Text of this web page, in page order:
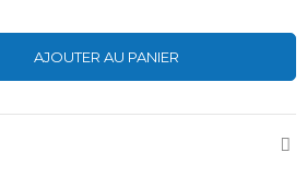
AJOUTER AU PANIER